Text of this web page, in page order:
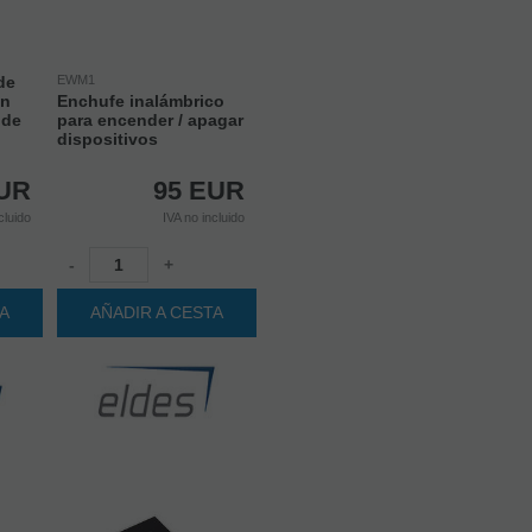
EWM1
Enchufe inalámbrico
para encender / apagar
dispositivos
95 EUR
IVA no incluido
- +
AÑADIR A CESTA